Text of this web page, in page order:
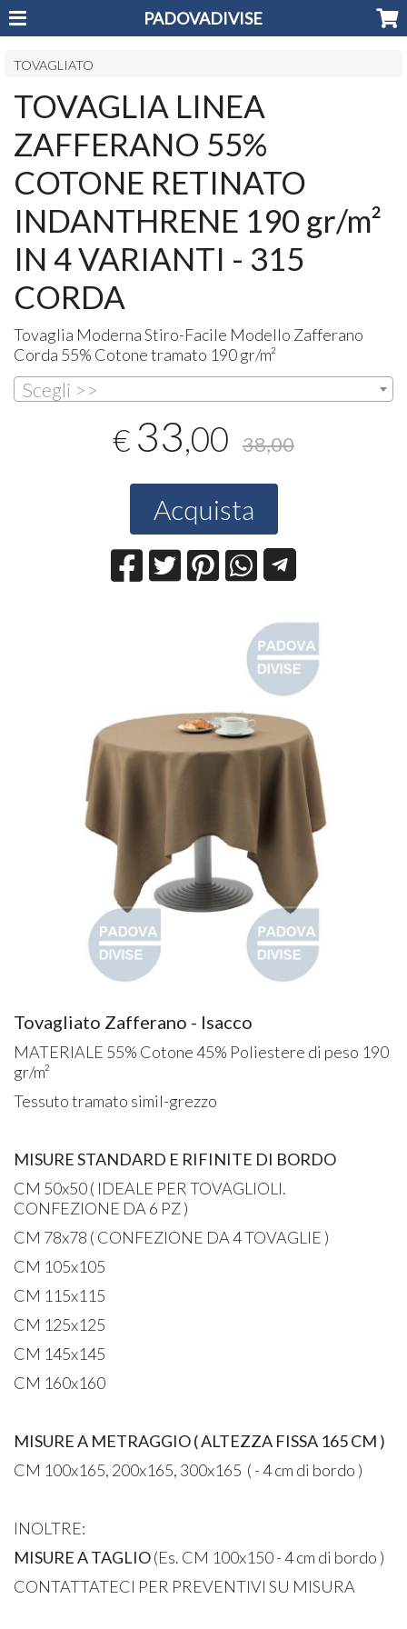
PADOVADIVISE
TOVAGLIATO
TOVAGLIA LINEA
ZAFFERANO 55%
COTONE RETINATO
INDANTHRENE 190 gr/m²
IN 4 VARIANTI - 315
CORDA
Tovaglia Moderna Stiro-Facile Modello Zafferano
Corda 55% Cotone tramato 190 gr/m²
Scegli >>
€ 33,00 38,00
Acquista
Tovagliato Zafferano - Isacco
MATERIALE 55% Cotone 45% Poliestere di peso 190
gr/m²
Tessuto tramato simil-grezzo
MISURE STANDARD E RIFINITE DI BORDO
CM 50x50 ( IDEALE PER TOVAGLIOLI.
CONFEZIONE DA 6 PZ )
CM 78x78 ( CONFEZIONE DA 4 TOVAGLIE )
CM 105x105
CM 115x115
CM 125x125
CM 145x145
CM 160x160
MISURE A METRAGGIO ( ALTEZZA FISSA 165 CM )
CM 100x165, 200x165, 300x165 ( - 4 cm di bordo )
INOLTRE:
MISURE A TAGLIO(Es. CM 100x150 - 4 cm di bordo )
CONTATTATECI PER PREVENTIVI SU MISURA